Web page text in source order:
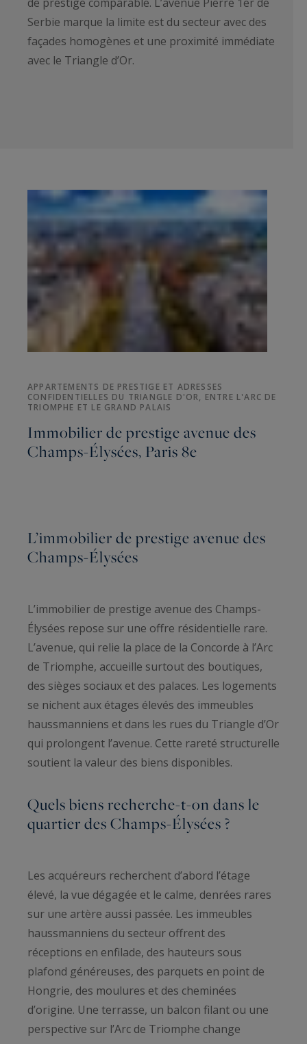
Serbie marque la limite est du secteur avec des
façades homogènes et une proximité immédiate
avec le Triangle d’Or.
APPARTEMENTS DE PRESTIGE ET ADRESSES
CONFIDENTIELLES DU TRIANGLE D'OR, ENTRE L'ARC DE
TRIOMPHE ET LE GRAND PALAIS
Immobilier de prestige avenue des
Champs-Élysées, Paris 8e
L’immobilier de prestige avenue des
Champs-Élysées
L’immobilier de prestige avenue des Champs-
Élysées repose sur une offre résidentielle rare.
L’avenue, qui relie la place de la Concorde à l’Arc
de Triomphe, accueille surtout des boutiques,
des sièges sociaux et des palaces. Les logements
se nichent aux étages élevés des immeubles
haussmanniens et dans les rues du Triangle d’Or
qui prolongent l’avenue. Cette rareté structurelle
soutient la valeur des biens disponibles.
Quels biens recherche-t-on dans le
quartier des Champs-Élysées ?
Les acquéreurs recherchent d’abord l’étage
élevé, la vue dégagée et le calme, denrées rares
sur une artère aussi passée. Les immeubles
haussmanniens du secteur offrent des
réceptions en enfilade, des hauteurs sous
plafond généreuses, des parquets en point de
Hongrie, des moulures et des cheminées
d’origine. Une terrasse, un balcon filant ou une
perspective sur l’Arc de Triomphe change